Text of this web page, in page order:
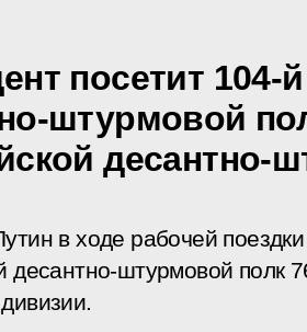
посетит 104-
штурмовой
десантно-
в ходе рабочей
десантно-штурмовой полк